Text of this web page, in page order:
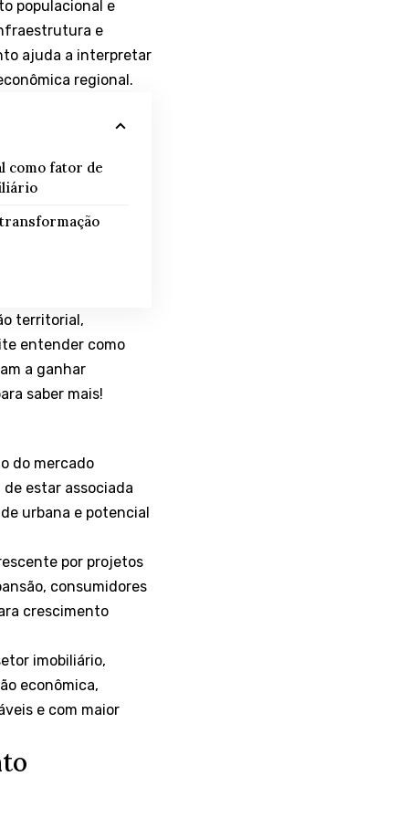
populacional e
e
ajuda a interpretar
regional.
como fator de
territorial,
entender como
a ganhar
saber mais!
do mercado
estar associada
urbana e potencial
por projetos
consumidores
crescimento
imobiliário,
econômica,
e com maior